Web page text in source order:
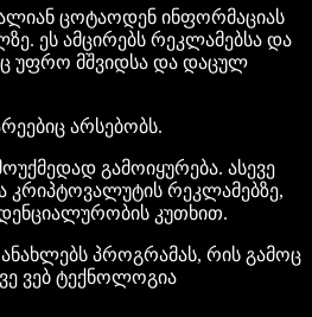
ცოტაოდენ ინფორმაციას
ეს ამცირებს რეკლამებსა და
უფრო მშვიდსა და დაცულ
არსებობს.
გამოიყურება. ასევე
კრიპტოვალუტის რეკლამებზე,
კუთხით.
პროგრამას, რის გამოც
ვებ ტექნოლოგია